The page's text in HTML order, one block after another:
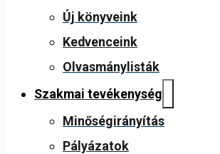
Új könyveink
Kedvenceink
Olvasmánylisták
Szakmai tevékenység
Minőségirányítás
Pályázatok